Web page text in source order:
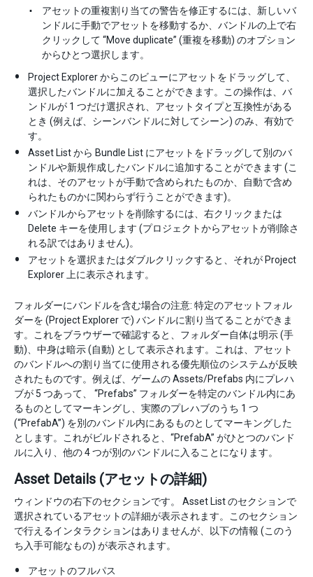
アセットの重複割り当ての警告を修正するには、新しいバ
ンドルに手動でアセットを移動するか、バンドルの上で右
クリックして “Move duplicate” (重複を移動) のオプション
からひとつ選択します。
Project Explorer からこのビューにアセットをドラッグして、
選択したバンドルに加えることができます。この操作は、バ
ンドルが 1 つだけ選択され、アセットタイプと互換性がある
とき (例えば、シーンバンドルに対してシーン) のみ、有効で
す。
Asset List から Bundle List にアセットをドラッグして別のバ
ンドルや新規作成したバンドルに追加することができます (こ
れは、そのアセットが手動で含められたものか、自動で含め
られたものかに関わらず行うことができます)。
バンドルからアセットを削除するには、右クリックまたは
Delete キーを使用します (プロジェクトからアセットが削除さ
れる訳ではありません)。
アセットを選択またはダブルクリックすると、それが Project
Explorer 上に表示されます。
フォルダーにバンドルを含む場合の注意: 特定のアセットフォル
ダーを (Project Explorer で) バンドルに割り当てることができま
す。これをブラウザーで確認すると、フォルダー自体は明示 (手
動)、中身は暗示 (自動) として表示されます。これは、アセット
のバンドルへの割り当てに使用される優先順位のシステムが反映
されたものです。例えば、ゲームの Assets/Prefabs 内にプレハ
ブが 5 つあって、 “Prefabs” フォルダーを特定のバンドル内にあ
るものとしてマーキングし、実際のプレハブのうち 1 つ
(“PrefabA”) を別のバンドル内にあるものとしてマーキングした
とします。これがビルドされると、“PrefabA” がひとつのバンド
ルに入り、他の 4 つが別のバンドルに入ることになります。
Asset Details (アセットの詳細)
ウィンドウの右下のセクションです。 Asset List のセクションで
選択されているアセットの詳細が表示されます。このセクション
で行えるインタラクションはありませんが、以下の情報 (このう
ち入手可能なもの) が表示されます。
アセットのフルパス